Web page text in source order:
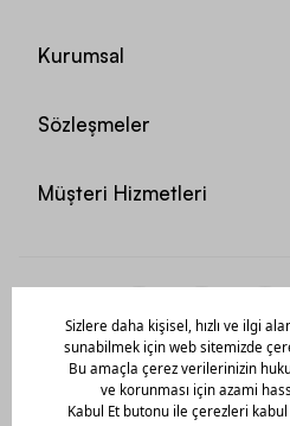
Kurumsal
Sözleşmeler
Müşteri Hizmetleri
Mobil